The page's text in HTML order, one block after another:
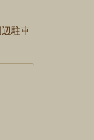
駐車